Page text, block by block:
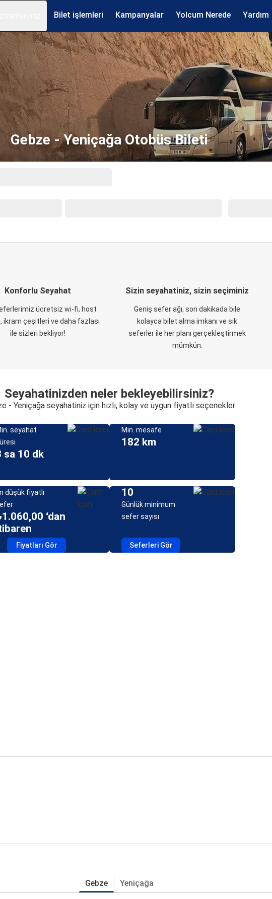
Bilet işlemleri Kampanyalar Yolcum Nerede Yardım
Gebze - Yeniçağa Otobüs Bileti
Konforlu Seyahat
ücretsiz wi-fi, host
ikram çeşitleri ve daha fazlası
ile sizleri bekliyor!
Sizin seyahatiniz, sizin seçiminiz
Geniş sefer ağı, son dakikada bile
kolayca bilet alma imkanı ve sık
seferler ile her planı gerçekleştirmek
mümkün.
Seyahatinizden neler bekleyebilirsiniz?
- Yeniçağa seyahatiniz için hızlı, kolay ve uygun fiyatlı seçenekler
seyahat
sa 10 dk
Min. mesafe
182 km
düşük fiyatlı
‘dan
Fiyatları Gör
10
Günlük minimum
sefer sayısı
Seferleri Gör
Gebze Yeniçağa